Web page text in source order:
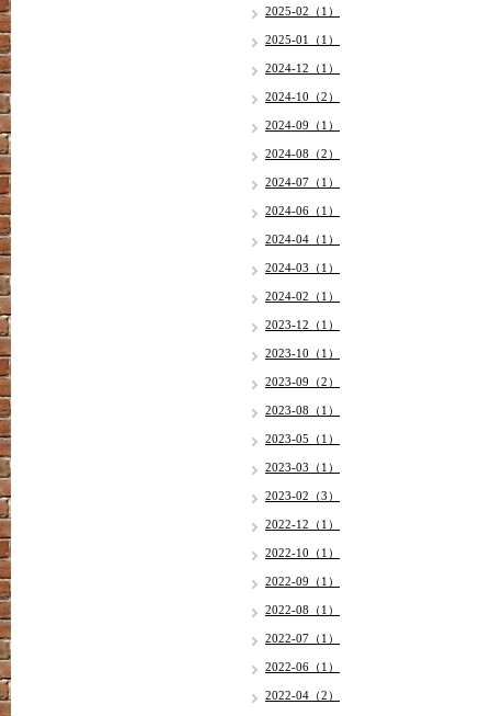
2025-02（1）
2025-01（1）
2024-12（1）
2024-10（2）
2024-09（1）
2024-08（2）
2024-07（1）
2024-06（1）
2024-04（1）
2024-03（1）
2024-02（1）
2023-12（1）
2023-10（1）
2023-09（2）
2023-08（1）
2023-05（1）
2023-03（1）
2023-02（3）
2022-12（1）
2022-10（1）
2022-09（1）
2022-08（1）
2022-07（1）
2022-06（1）
2022-04（2）